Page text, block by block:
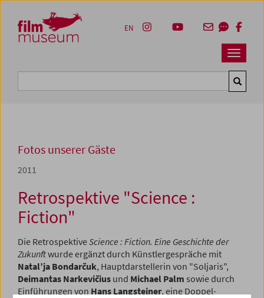
Zum Inhalt
Zum Hauptmenü
Zur Servicenavigation
Zum Suche
Navbar
EN
Fotos unserer Gäste
2011
Retrospektive "Science :
Fiction"
Die RetrospektiveScience : Fiction. Eine Geschichte der
Zukunftwurde ergänzt durch Künstlergespräche mit
Natal’ja Bondarčuk, Hauptdarstellerin von "Soljaris",
Deimantas Narkevičius und Michael Palm sowie durch
Einführungen von Hans Langsteiner, eine Doppel-